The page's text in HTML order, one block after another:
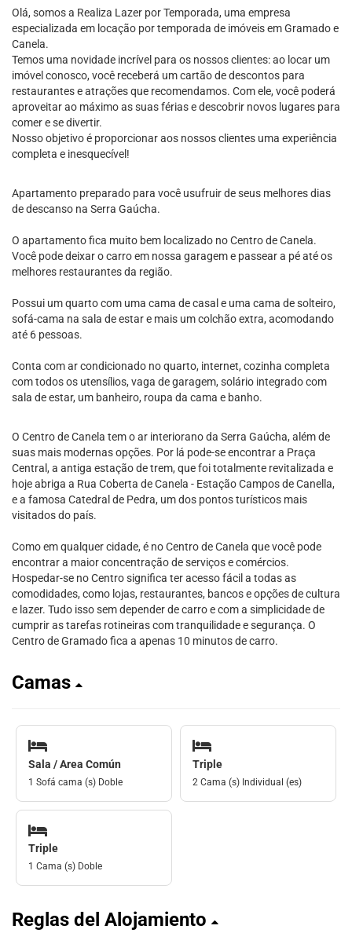
Olá, somos a Realiza Lazer por Temporada, uma empresa
especializada em locação por temporada de imóveis em Gramado e
Canela.
Temos uma novidade incrível para os nossos clientes: ao locar um
imóvel conosco, você receberá um cartão de descontos para
restaurantes e atrações que recomendamos. Com ele, você poderá
aproveitar ao máximo as suas férias e descobrir novos lugares para
comer e se divertir.
Nosso objetivo é proporcionar aos nossos clientes uma experiência
completa e inesquecível!
Apartamento preparado para você usufruir de seus melhores dias
de descanso na Serra Gaúcha.
O apartamento fica muito bem localizado no Centro de Canela.
Você pode deixar o carro em nossa garagem e passear a pé até os
melhores restaurantes da região.
Possui um quarto com uma cama de casal e uma cama de solteiro,
sofá-cama na sala de estar e mais um colchão extra, acomodando
até 6 pessoas.
Conta com ar condicionado no quarto, internet, cozinha completa
com todos os utensílios, vaga de garagem, solário integrado com
sala de estar, um banheiro, roupa da cama e banho.
O Centro de Canela tem o ar interiorano da Serra Gaúcha, além de
suas mais modernas opções. Por lá pode-se encontrar a Praça
Central, a antiga estação de trem, que foi totalmente revitalizada e
hoje abriga a Rua Coberta de Canela - Estação Campos de Canella,
e a famosa Catedral de Pedra, um dos pontos turísticos mais
visitados do país.
Como em qualquer cidade, é no Centro de Canela que você pode
encontrar a maior concentração de serviços e comércios.
Hospedar-se no Centro significa ter acesso fácil a todas as
comodidades, como lojas, restaurantes, bancos e opções de cultura
e lazer. Tudo isso sem depender de carro e com a simplicidade de
cumprir as tarefas rotineiras com tranquilidade e segurança. O
Centro de Gramado fica a apenas 10 minutos de carro.
Camas
Sala / Area Común
1 Sofá cama (s) Doble
Triple
2 Cama (s) Individual (es)
Triple
1 Cama (s) Doble
Reglas del Alojamiento